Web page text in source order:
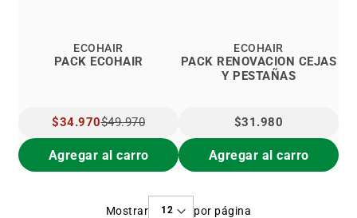
PACK ECOHAIR
ECOHAIR
PRECIO
ESPECIAL
$34.970$49.970
Agregar al carro
PACK RENOVACION CEJAS
Y PESTAÑAS
ECOHAIR
$31.980
Agregar al carro
Mostrar por página